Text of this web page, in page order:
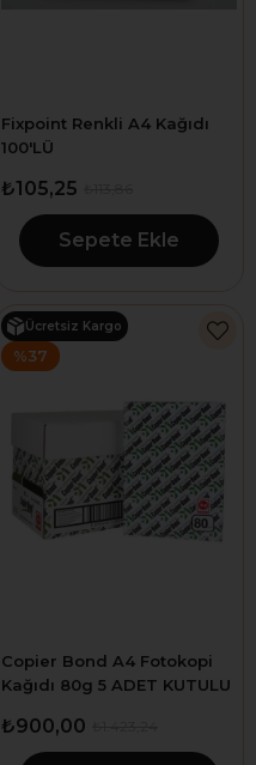
Fixpoint Renkli A4 Kağıdı
100'LÜ
₺105,25
Sepete Ekle
Copier Bond A4 Fotokopi
Kağıdı 80g 5 ADET KUTULU
₺900,00
Ücretsiz Kargo
%37